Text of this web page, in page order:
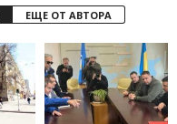
ЕЩЕ ОТ АВТОРА